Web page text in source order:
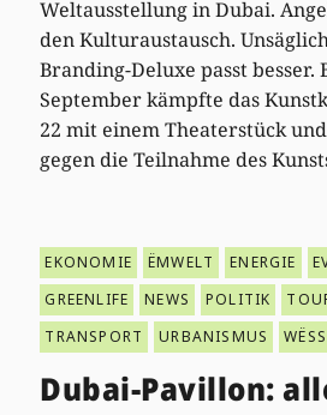
Weltausstellung in Dubai.
den Kulturaustausch.
Branding-Deluxe passt besser.
September kämpfte das
22 mit einem Theaterstück
gegen die Teilnahme des
EKONOMIE ËMWELT ENERGIE
GREENLIFE
NEWS POLITIK
TRANSPORT
URBANISMUS
Dubai-Pavillon: